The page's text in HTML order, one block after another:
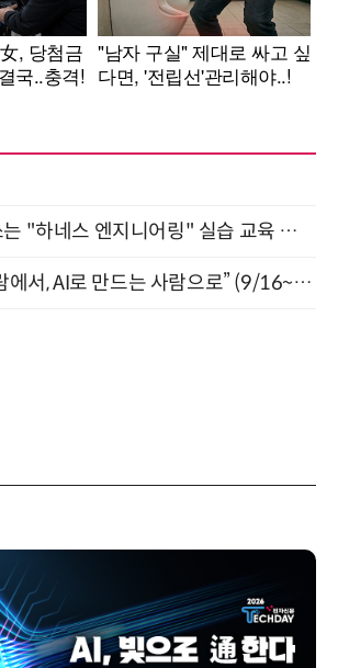
현업에서 바로 쓰는 "하네스 엔지니어링" 실습 교육 워크숍 8월 20일 개최
“AI에게 묻는 사람에서, AI로 만드는 사람으로” (9/16~17)